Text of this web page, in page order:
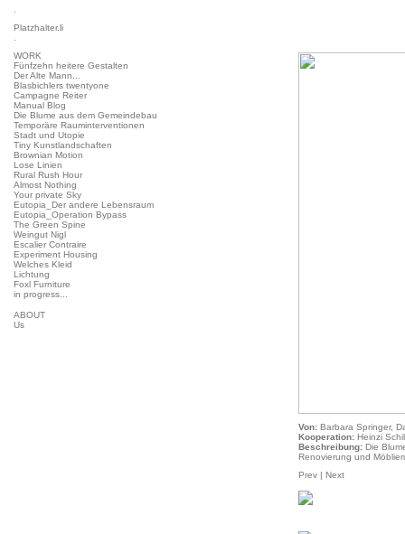
Platzhalter.li
WORK
Fünfzehn heitere Gestalten
Der Alte Mann...
Blasbichlers twentyone
Campagne Reiter
Manual Blog
Die Blume aus dem Gemeindebau
Temporäre Rauminterventionen
Stadt und Utopie
Tiny Kunstlandschaften
Brownian Motion
Lose Linien
Rural Rush Hour
Almost Nothing
Your private Sky
Eutopia_Der andere Lebensraum
Eutopia_Operation Bypass
The Green Spine
Weingut Nigl
Escalier Contraire
Experiment Housing
Welches Kleid
Lichtung
Foxl Furniture
in progress...
ABOUT
Us
Von: Barbara Springer,
Kooperation: Heinzi
Beschreibung: Die
Renovierung und
Prev | Next